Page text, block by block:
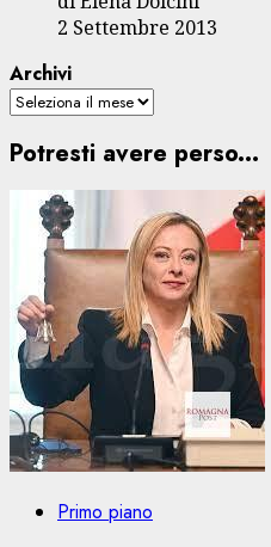
2 Settembre 2013
Archivi
Potresti avere perso...
Primo piano